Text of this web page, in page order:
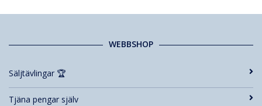
WEBBSHOP
Säljtävlingar 🏆
Tjäna pengar själv